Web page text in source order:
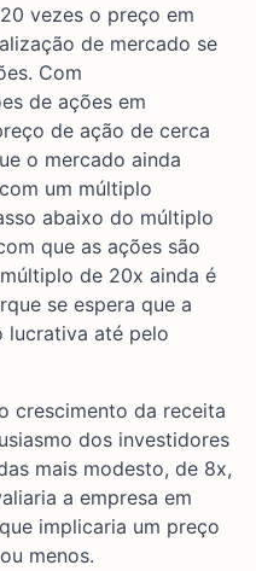
vezes o preço em
de mercado se
Com
de ações em
de ação de cerca
o mercado ainda
um múltiplo
abaixo do múltiplo
que as ações são
de 20x ainda é
se espera que a
lucrativa até pelo
crescimento da receita
dos investidores
mais modesto, de 8x,
a empresa em
implicaria um preço
menos.